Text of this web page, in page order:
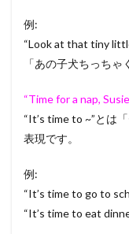
例:
“Look at that tiny
「あの子犬ちっちゃ
“Time for a nap,
“It’s time to ~”とは
表現です。
例:
“It’s time to go to
“It’s time to eat